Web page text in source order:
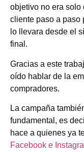
objetivo no era solo
cliente paso a paso
lo llevara desde el
final.
Gracias a este
oído hablar de la
compradores.
La campaña
fundamental, es
hace a quienes ya
Facebook e